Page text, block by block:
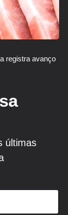
registra avanço
últimas